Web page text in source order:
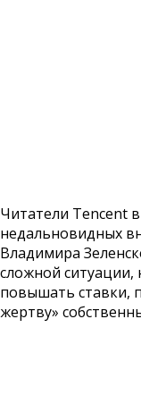
Читатели Tencent
недальновидных
Владимира
сложной
повышать ставки,
жертву»